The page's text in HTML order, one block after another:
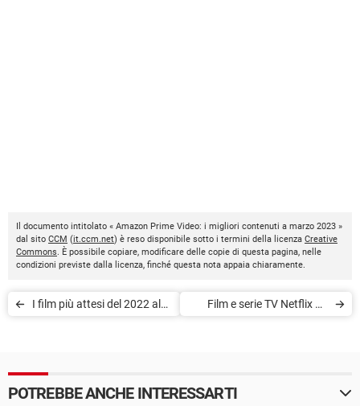
Il documento intitolato « Amazon Prime Video: i migliori contenuti a marzo 2023 »
dal sito CCM (it.ccm.net) è reso disponibile sotto i termini della licenza Creative
Commons. È possibile copiare, modificare delle copie di questa pagina, nelle
condizioni previste dalla licenza, finché questa nota appaia chiaramente.
I film più attesi del 2022 al
Film e serie TV Netflix ad
POTREBBE ANCHE INTERESSARTI